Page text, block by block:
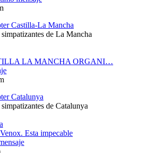
Castilla-La Mancha
de La Mancha
LA MANCHA ORGANI…
Catalunya
de Catalunya
Esta impecable